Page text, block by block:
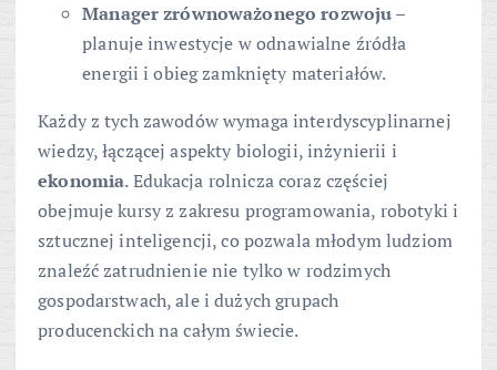
Manager zrównoważonego rozwoju–
planuje inwestycje w odnawialne źródła
energii i obieg zamknięty materiałów.
Każdy z tych zawodów wymaga interdyscyplinarnej
wiedzy, łączącej aspekty biologii, inżynierii i
ekonomia. Edukacja rolnicza coraz częściej
obejmuje kursy z zakresu programowania, robotyki i
sztucznej inteligencji, co pozwala młodym ludziom
znaleźć zatrudnienie nie tylko w rodzimych
gospodarstwach, ale i dużych grupach
producenckich na całym świecie.